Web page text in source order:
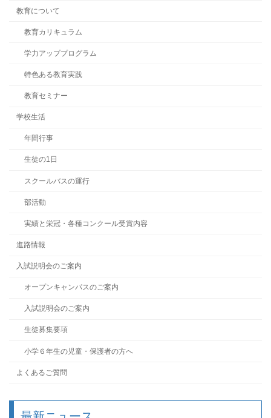
教育について
教育カリキュラム
学力アッププログラム
特色ある教育実践
教育セミナー
学校生活
年間行事
生徒の1日
スクールバスの運行
部活動
実績と栄冠・各種コンクール受賞内容
進路情報
入試説明会のご案内
オープンキャンパスのご案内
入試説明会のご案内
生徒募集要項
小学６年生の児童・保護者の方へ
よくあるご質問